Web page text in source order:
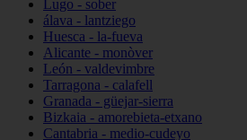
Lugo - sober
álava - lantziego
Huesca - la-fueva
Alicante - monòver
León - valdevimbre
Tarragona - calafell
Granada - güejar-sierra
Bizkaia - amorebieta-etxano
Cantabria - medio-cudeyo